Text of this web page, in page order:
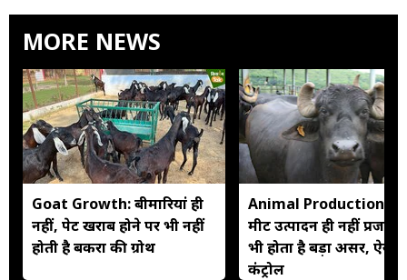
MORE NEWS
Goat Growth: बीमारियां ही
नहीं, पेट खराब होने पर भी नहीं
होती है बकरों की ग्रोथ
Animal Production:
मीट उत्पादन ही नहीं प्रजनन
भी होता है बड़ा असर, ऐसे
कंट्रोल